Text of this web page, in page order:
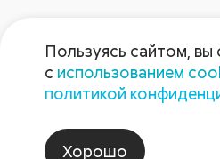
Пользуясь сайтом, вы
с использованием
политикой
Хорошо